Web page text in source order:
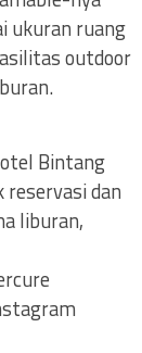
ukuran ruang
outdoor
Bintang
dan
liburan,